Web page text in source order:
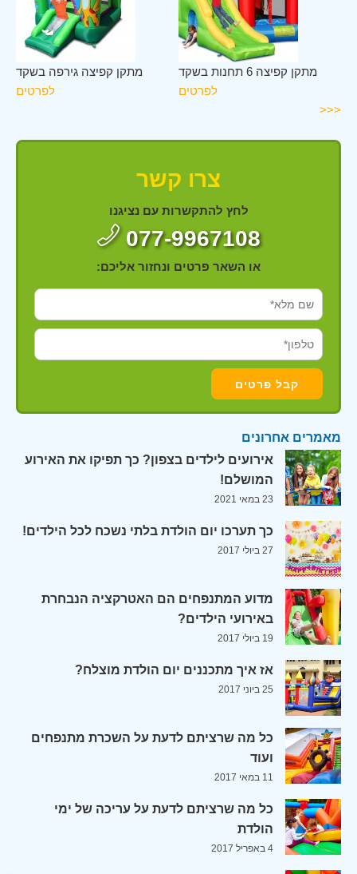
מתקן קפיצה גירפה בשקד
לפרטים
מתקן קפיצה 6 תחנות בשקד
לפרטים
<<<
צרו קשר
לחץ להתקשרות עם נציגנו
077-9967108
או השאר פרטים ונחזור אליכם:
מאמרים אחרונים
אירועים לילדים בצפון? כך תפיקו את האירוע
המושלם!
23 במאי 2021
כך תערכו יום הולדת בלתי נשכח לכל הילדים!
27 ביולי 2017
מדוע המתנפחים הם האטרקציה הנבחרת
באירועי הילדים?
19 ביולי 2017
אז איך מתכננים יום הולדת מוצלח?
25 ביוני 2017
כל מה שרציתם לדעת על השכרת מתנפחים
ועוד
11 במאי 2017
כל מה שרציתם לדעת על עריכה של ימי
הולדת
4 באפריל 2017